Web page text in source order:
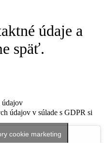
údaje a
späť.
údajov
údajov v súlade s GDPR si
cookie marketing
obsah